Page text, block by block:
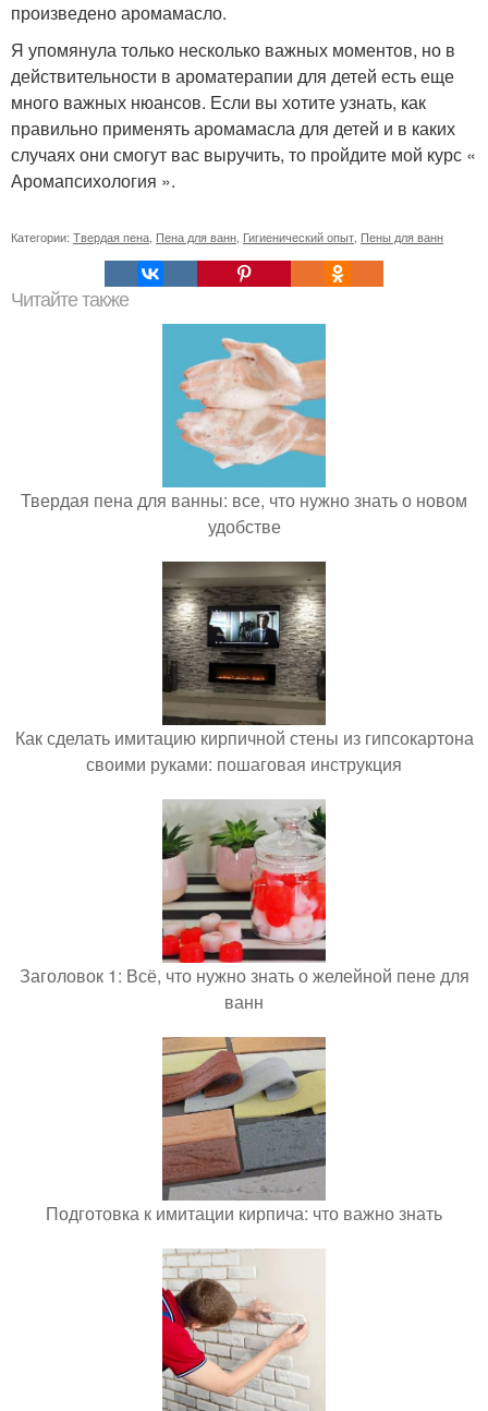
произведено аромамасло.
Я упомянула только несколько важных моментов, но в
действительности в ароматерапии для детей есть еще
много важных нюансов. Если вы хотите узнать, как
правильно применять аромамасла для детей и в каких
случаях они смогут вас выручить, то пройдите мой курс «
Аромапсихология ».
Категории: Твердая пена Пена для ванн Гигиенический опыт Пены для ванн
Читайте также
Твердая пена для ванны: все, что нужно знать о новом
удобстве
Как сделать имитацию кирпичной стены из гипсокартона
своими руками: пошаговая инструкция
Заголовок 1: Всё, что нужно знать о желейной пенe для
ванн
Подготовка к имитации кирпича: что важно знать